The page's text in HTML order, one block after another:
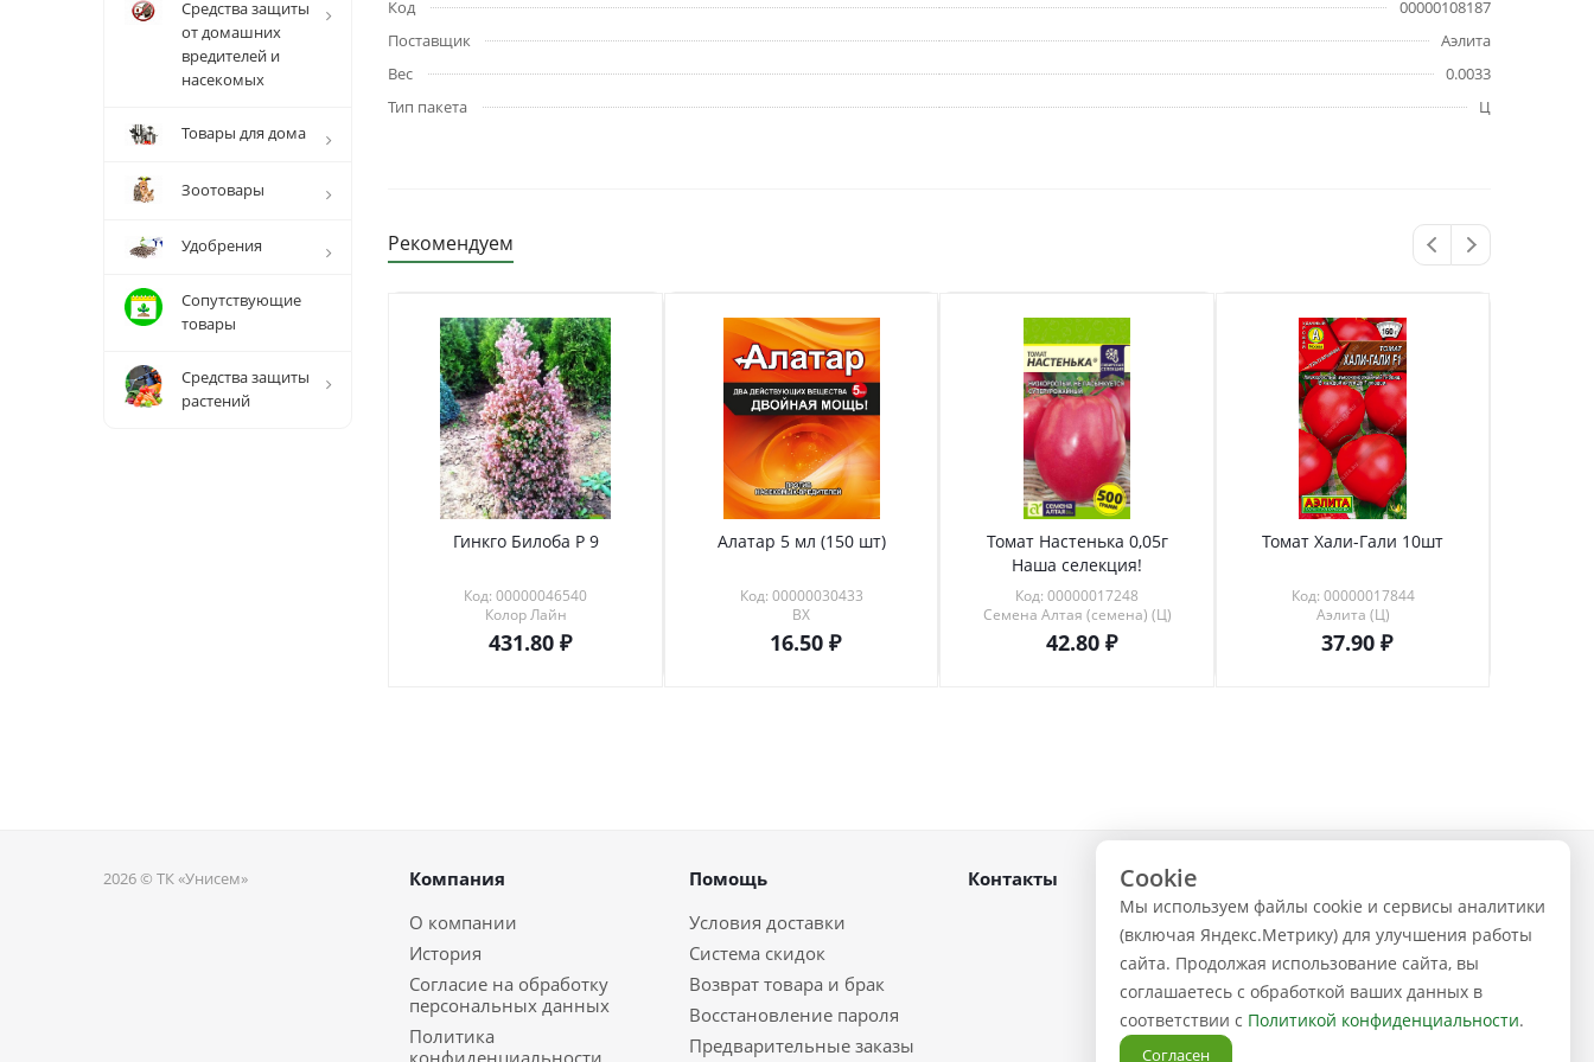
Код
00000108187
Поставщик
Аэлита
Вес
0.0033
Тип пакета
Ц
Рекомендуем
Гинкго Билоба Р 9
Код: 00000046540
Колор Лайн
431.80
Алатар 5 мл (150 шт)
Код: 00000030433
ВХ
16.50
Томат Настенька 0,05г
Наша селекция!
Код: 00000017248
Семена Алтая (семена) (Ц)
42.80
Томат Хали-Гали 10шт
Код: 00000017844
Аэлита (Ц)
37.90
Средства защиты
от домашних
вредителей и
насекомых
Товары для дома
Зоотовары
Удобрения
Сопутствующие
товары
Средства защиты
растений
2026 © ТК «Унисем»
Компания
О компании
История
Согласие на обработку
персональных данных
Политика
конфиденциальности
Помощь
Условия доставки
Система скидок
Возврат товара и брак
Восстановление пароля
Предварительные заказы
Контакты
ЗАКАЗАТЬ ЗВОНОК
Cookie
Мы используем файлы cookie и сервисы аналитики
(включая Яндекс.Метрику) для улучшения работы
сайта. Продолжая использование сайта, вы
соглашаетесь с обработкой ваших данных в
соответствии с Политикой конфиденциальности.
Согласен